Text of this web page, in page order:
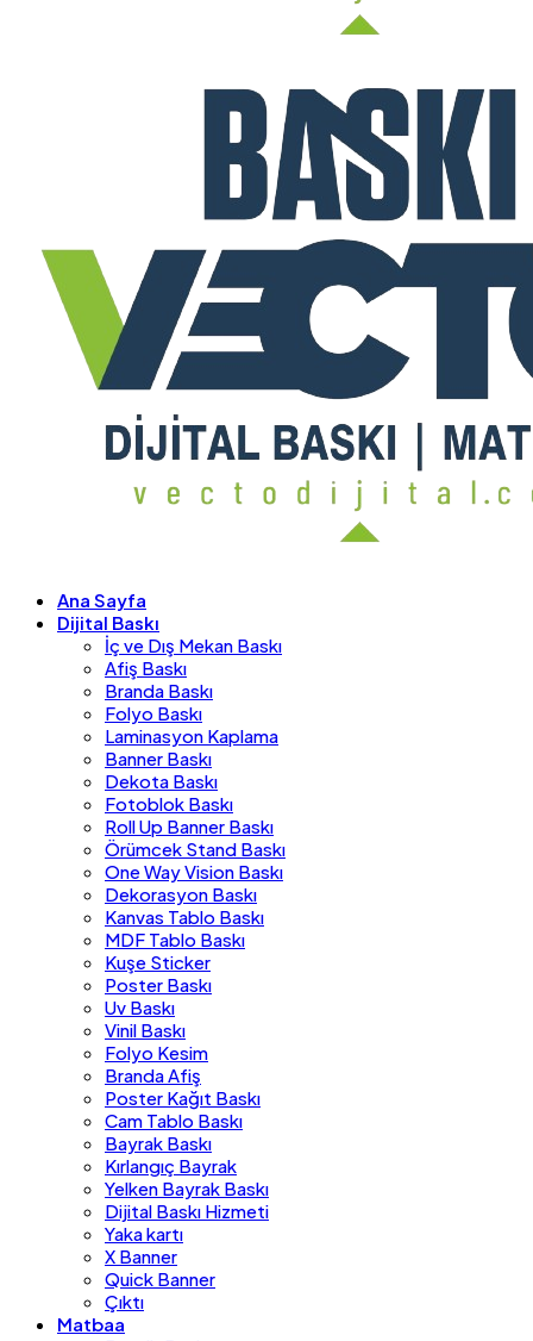
Ana Sayfa
Dijital Baskı
İç ve Dış Mekan Baskı
Afiş Baskı
Branda Baskı
Folyo Baskı
Laminasyon Kaplama
Banner Baskı
Dekota Baskı
Fotoblok Baskı
Roll Up Banner Baskı
Örümcek Stand Baskı
One Way Vision Baskı
Dekorasyon Baskı
Kanvas Tablo Baskı
MDF Tablo Baskı
Kuşe Sticker
Poster Baskı
Uv Baskı
Vinil Baskı
Folyo Kesim
Branda Afiş
Poster Kağıt Baskı
Cam Tablo Baskı
Bayrak Baskı
Kırlangıç Bayrak
Yelken Bayrak Baskı
Dijital Baskı Hizmeti
Yaka kartı
X Banner
Quick Banner
Çıktı
Matbaa